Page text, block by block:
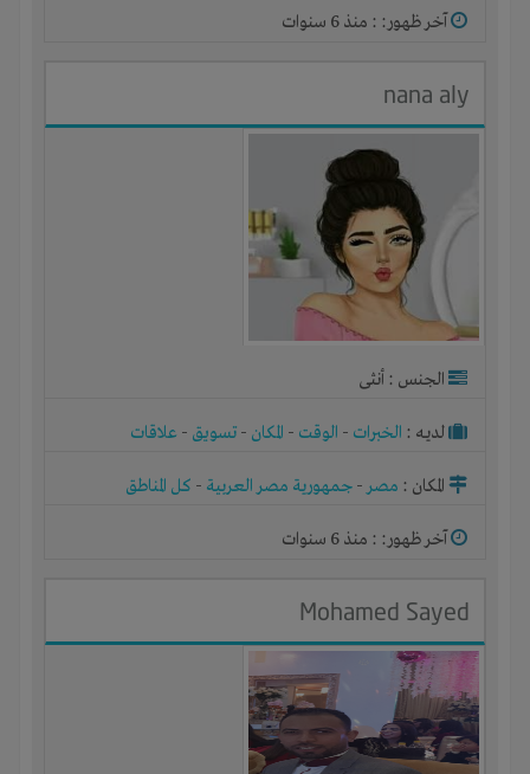
آخر ظهور: : منذ 6 سنوات
nana aly
الجنس : أنثى
لديـه : الخبرات - الوقت - المكان - تسويق - علاقات
المكان : مصر- جمهورية مصر العربية - كل المناطق
آخر ظهور: : منذ 6 سنوات
Mohamed Sayed